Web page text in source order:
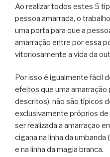
Ao realizar todos estes 5
pessoa amarrada, o
uma porta para que a
amarração entre por essa
vitoriosamente a vida da
Por isso é igualmente fácil
efeitos que uma amarração
descritos), não são típicos
exclusivamente próprios
ser realizada a amarraçao
cigana na linha da umbanda
e na linha da magia branca.